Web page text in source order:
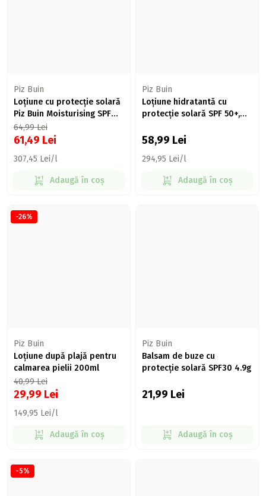
Piz Buin
Loțiune cu protecție solară
Piz Buin Moisturising SPF
30, 200ml
64,99Lei
61,49 Lei
307,45 Lei/l
Adaugă în coș
Piz Buin
Loțiune hidratantă cu
protecție solară SPF 50+,
58,99 Lei
294,95 Lei/l
Adaugă în coș
-26%
Piz Buin
Loțiune după plajă pentru
calmarea pielii 200ml
40,99Lei
29,99 Lei
149,95 Lei/l
Adaugă în coș
Piz Buin
Balsam de buze cu
protecție solară SPF30 4.9g
21,99 Lei
Adaugă în coș
-5%